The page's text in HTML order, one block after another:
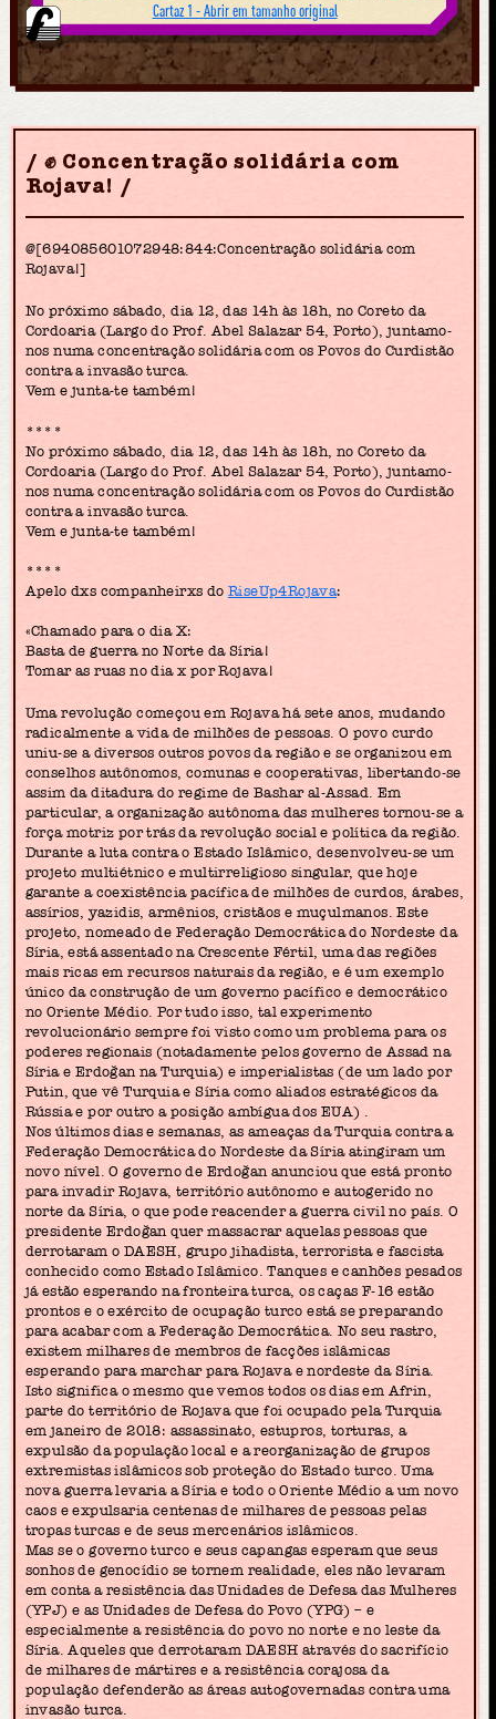
Cartaz 1 - Abrir em tamanho original
✊ Concentração solidária com
Rojava!
@[694085601072948:844:Concentração solidária com
Rojava!]
No próximo sábado, dia 12, das 14h às 18h, no Coreto da
Cordoaria (Largo do Prof. Abel Salazar 54, Porto), juntamo-
nos numa concentração solidária com os Povos do Curdistão
contra a invasão turca.
Vem e junta-te também!
****
No próximo sábado, dia 12, das 14h às 18h, no Coreto da
Cordoaria (Largo do Prof. Abel Salazar 54, Porto), juntamo-
nos numa concentração solidária com os Povos do Curdistão
contra a invasão turca.
Vem e junta-te também!
****
Apelo dxs companheirxs do RiseUp4Rojava:
«Chamado para o dia X:
Basta de guerra no Norte da Síria!
Tomar as ruas no dia x por Rojava!
Uma revolução começou em Rojava há sete anos, mudando
radicalmente a vida de milhões de pessoas. O povo curdo
uniu-se a diversos outros povos da região e se organizou em
conselhos autônomos, comunas e cooperativas, libertando-se
assim da ditadura do regime de Bashar al-Assad. Em
particular, a organização autônoma das mulheres tornou-se a
força motriz por trás da revolução social e política da região.
Durante a luta contra o Estado Islâmico, desenvolveu-se um
projeto multiétnico e multirreligioso singular, que hoje
garante a coexistência pacífica de milhões de curdos, árabes,
assírios, yazidis, armênios, cristãos e muçulmanos. Este
projeto, nomeado de Federação Democrática do Nordeste da
Síria, está assentado na Crescente Fértil, uma das regiões
mais ricas em recursos naturais da região, e é um exemplo
único da construção de um governo pacífico e democrático
no Oriente Médio. Por tudo isso, tal experimento
revolucionário sempre foi visto como um problema para os
poderes regionais (notadamente pelos governo de Assad na
Síria e Erdoğan na Turquia) e imperialistas (de um lado por
Putin, que vê Turquia e Síria como aliados estratégicos da
Rússia e por outro a posição ambígua dos EUA) .
Nos últimos dias e semanas, as ameaças da Turquia contra a
Federação Democrática do Nordeste da Síria atingiram um
novo nível. O governo de Erdoğan anunciou que está pronto
para invadir Rojava, território autônomo e autogerido no
norte da Síria, o que pode reacender a guerra civil no país. O
presidente Erdoğan quer massacrar aquelas pessoas que
derrotaram o DAESH, grupo jihadista, terrorista e fascista
conhecido como Estado Islâmico. Tanques e canhões pesados
já estão esperando na fronteira turca, os caças F-16 estão
prontos e o exército de ocupação turco está se preparando
para acabar com a Federação Democrática. No seu rastro,
existem milhares de membros de facções islâmicas
esperando para marchar para Rojava e nordeste da Síria.
Isto significa o mesmo que vemos todos os dias em Afrin,
parte do território de Rojava que foi ocupado pela Turquia
em janeiro de 2018: assassinato, estupros, torturas, a
expulsão da população local e a reorganização de grupos
extremistas islâmicos sob proteção do Estado turco. Uma
nova guerra levaria a Síria e todo o Oriente Médio a um novo
caos e expulsaria centenas de milhares de pessoas pelas
tropas turcas e de seus mercenários islâmicos.
Mas se o governo turco e seus capangas esperam que seus
sonhos de genocídio se tornem realidade, eles não levaram
em conta a resistência das Unidades de Defesa das Mulheres
(YPJ) e as Unidades de Defesa do Povo (YPG) – e
especialmente a resistência do povo no norte e no leste da
Síria. Aqueles que derrotaram DAESH através do sacrifício
de milhares de mártires e a resistência corajosa da
população defenderão as áreas autogovernadas contra uma
invasão turca.